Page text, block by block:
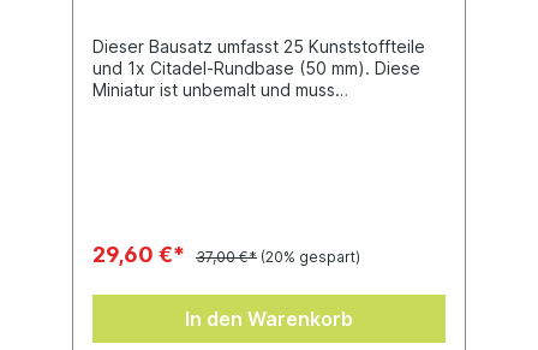
Dieser Bausatz umfasst 25 Kunststoffteile
und 1x Citadel-Rundbase (50 mm). Diese
Miniatur ist unbemalt und muss
29,60 €* 37,00 €* (20% gespart)
In den Warenkorb